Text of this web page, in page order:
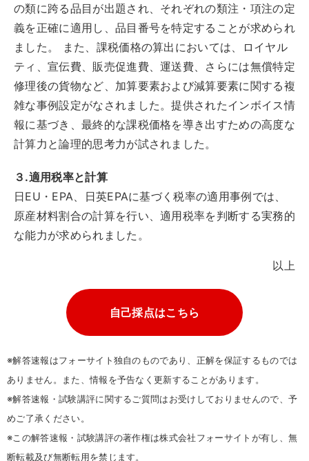
の類に跨る品目が出題され、それぞれの類注・項注の定
義を正確に適用し、品目番号を特定することが求められ
ました。 また、課税価格の算出においては、ロイヤル
ティ、宣伝費、販売促進費、運送費、さらには無償特定
修理後の貨物など、加算要素および減算要素に関する複
雑な事例設定がなされました。提供されたインボイス情
報に基づき、最終的な課税価格を導き出すための高度な
計算力と論理的思考力が試されました。
３.適用税率と計算
日EU・EPA、日英EPAに基づく税率の適用事例では、
原産材料割合の計算を行い、適用税率を判断する実務的
な能力が求められました。
以上
自己採点はこちら
※解答速報はフォーサイト独自のものであり、正解を保証するものでは
ありません。また、情報を予告なく更新することがあります。
※解答速報・試験講評に関するご質問はお受けしておりませんので、予
めご了承ください。
※この解答速報・試験講評の著作権は株式会社フォーサイトが有し、無
断転載及び無断転用を禁じます。